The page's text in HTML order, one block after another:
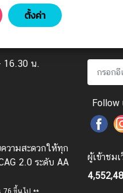
16.30 น.
วามสะดวกให้ทุก
2.0 ระดับ AA
76 ขึ้นไป **
Follow
ผู้เข้าชม
ตั้งค่า